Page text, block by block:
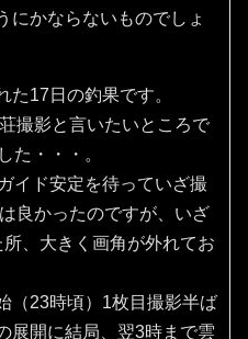
にかならないものでしょ
た17日の釣果です。
撮影と言いたいところで
た・・・。
イド安定を待っていざ撮
良かったのですが、いざ
、大きく画角が外れてお
（23時頃）1枚目撮影半ば
展開に結局、翌3時まで雲